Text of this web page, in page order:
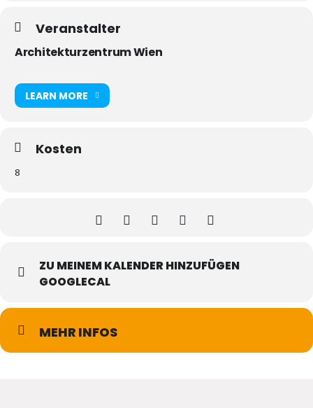
Veranstalter
Architekturzentrum Wien
LEARN MORE
Kosten
8
ZU MEINEM KALENDER HINZUFÜGEN
GOOGLECAL
MEHR INFOS